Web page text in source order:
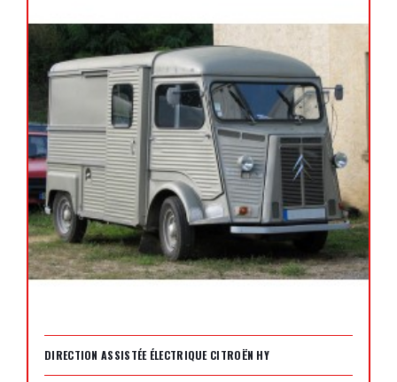
DIRECTION ASSISTÉE ÉLECTRIQUE CITROËN HY